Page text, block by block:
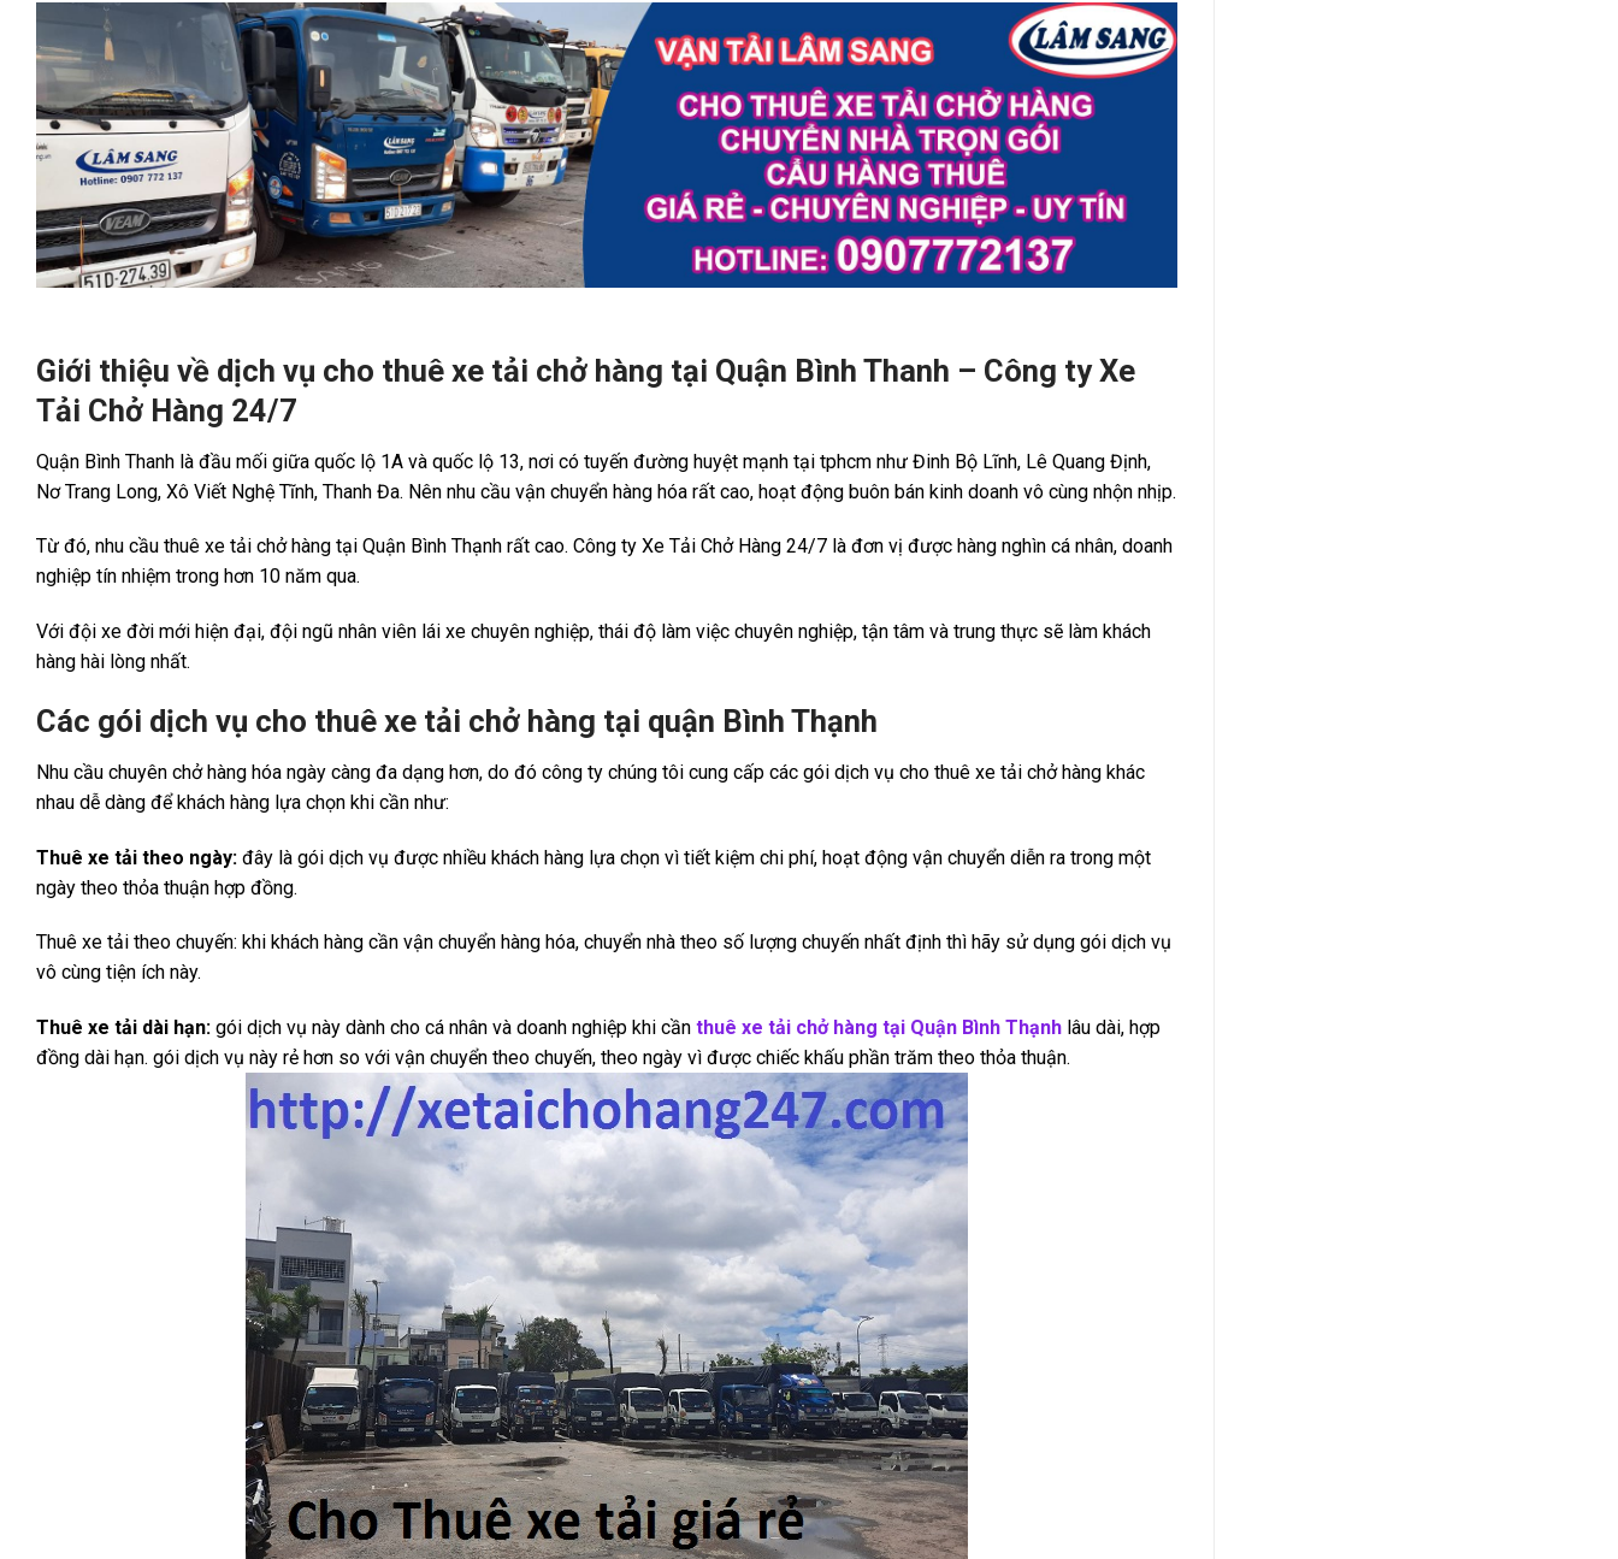
Giới thiệu về dịch vụ cho thuê xe tải chở hàng tại Quận Bình Thanh – Công ty Xe
Tải Chở Hàng 24/7
Quận Bình Thanh là đầu mối giữa quốc lộ 1A và quốc lộ 13, nơi có tuyến đường huyệt mạnh tại tphcm như Đinh Bộ Lĩnh, Lê Quang Định,
Nơ Trang Long, Xô Viết Nghệ Tĩnh, Thanh Đa. Nên nhu cầu vận chuyển hàng hóa rất cao, hoạt động buôn bán kinh doanh vô cùng nhộn nhịp.
Từ đó, nhu cầu thuê xe tải chở hàng tại Quận Bình Thạnh rất cao. Công ty Xe Tải Chở Hàng 24/7 là đơn vị được hàng nghìn cá nhân, doanh
nghiệp tín nhiệm trong hơn 10 năm qua.
Với đội xe đời mới hiện đại, đội ngũ nhân viên lái xe chuyên nghiệp, thái độ làm việc chuyên nghiệp, tận tâm và trung thực sẽ làm khách
hàng hài lòng nhất.
Các gói dịch vụ cho thuê xe tải chở hàng tại quận Bình Thạnh
Nhu cầu chuyên chở hàng hóa ngày càng đa dạng hơn, do đó công ty chúng tôi cung cấp các gói dịch vụ cho thuê xe tải chở hàng khác
nhau dễ dàng để khách hàng lựa chọn khi cần như:
Thuê xe tải theo ngày: đây là gói dịch vụ được nhiều khách hàng lựa chọn vì tiết kiệm chi phí, hoạt động vận chuyển diễn ra trong một
ngày theo thỏa thuận hợp đồng.
Thuê xe tải theo chuyến: khi khách hàng cần vận chuyển hàng hóa, chuyển nhà theo số lượng chuyến nhất định thì hãy sử dụng gói dịch vụ
vô cùng tiện ích này.
Thuê xe tải dài hạn: gói dịch vụ này dành cho cá nhân và doanh nghiệp khi cần thuê xe tải chở hàng tại Quận Bình Thạnh lâu dài, hợp
đồng dài hạn. gói dịch vụ này rẻ hơn so với vận chuyển theo chuyến, theo ngày vì được chiếc khấu phần trăm theo thỏa thuận.